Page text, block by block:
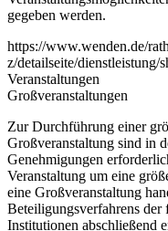
gegeben werden.
https://www.wenden.de/
z/detailseite/dienstleistung/
Veranstaltungen
Großveranstaltungen
Zur Durchführung einer
Großveranstaltung sind in
Genehmigungen
Veranstaltung um eine
eine Großveranstaltung
Beteiligungsverfahrens der
Institutionen abschließend